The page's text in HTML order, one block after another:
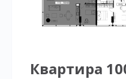
Квартира